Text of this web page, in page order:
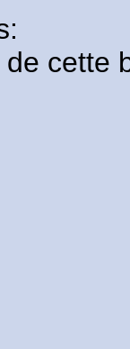
cette